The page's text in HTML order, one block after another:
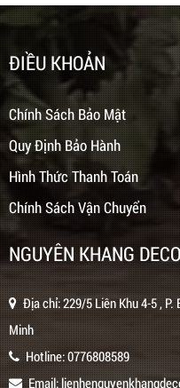
ĐIỀU KHOẢN
Chính Sách Bảo Mật
Quy Định Bảo Hành
Hình Thức Thanh Toán
Chính Sách Vận Chuyển
NGUYÊN KHANG
Địa chỉ: 229/5 Liên Khu 4-5 , P.
Minh
Hotline:0776808589
Email: